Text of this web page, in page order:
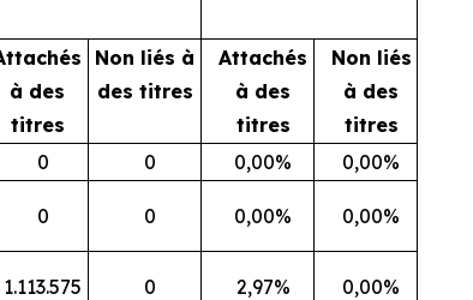
à des
titres
Non liés à
des titres
Attachés
à des
titres
Non liés
à des
titres
0 0 0,00%
0,00%
0 0 0,00% 0,00%
1.113.575 0 2,97% 0,00%